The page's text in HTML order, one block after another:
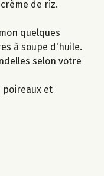
de riz.
quelques
à soupe d'huile.
selon votre
poireaux et